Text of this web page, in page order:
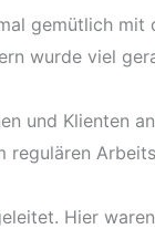
gemütlich mit
wurde viel
und Klienten
regulären
Hier